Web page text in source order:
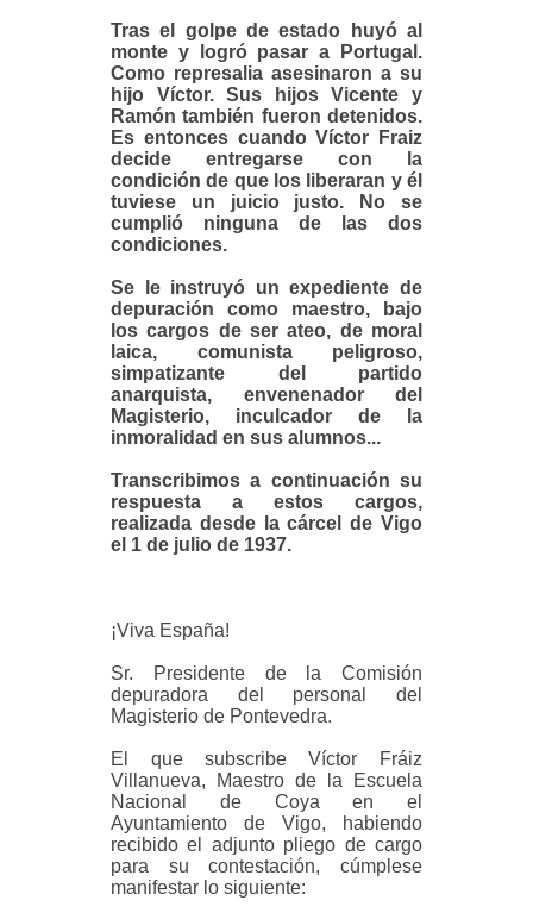
Tras el golpe de estado huyó al
monte y logró pasar a Portugal.
Como represalia asesinaron a su
hijo Víctor. Sus hijos Vicente y
Ramón también fueron detenidos.
Es entonces cuando Víctor Fraiz
decide entregarse con la
condición de que los liberaran y él
tuviese un juicio justo.
No se
cumplió ninguna de las dos
condiciones.
Se le instruyó un expediente de
depuración como maestro, bajo
los cargos de ser ateo, de moral
laica, comunista peligroso,
simpatizante del partido
anarquista, envenenador del
Magisterio, inculcador de la
inmoralidad en sus alumnos...
Transcribimos a continuación su
respuesta a estos cargos,
realizada desde la cárcel de Vigo
el 1 de julio de 1937.
¡Viva España!
Sr. Presidente de la Comisión
depuradora del personal del
Magisterio de Pontevedra.
El que subscribe Víctor Fráiz
Villanueva, Maestro de la Escuela
Nacional de Coya en el
Ayuntamiento de Vigo, habiendo
recibido el adjunto pliego de cargo
para su contestación, cúmplese
manifestar lo siguiente: